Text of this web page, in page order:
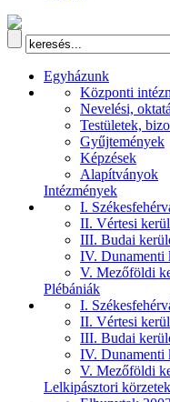
Egyházunk
Központi
Nevelési,
Testületek,
Gyűjtemények
Képzések
Alapítványok
Intézmények
I.
II. Vértesi
III. Budai
IV. Dunamenti
V. Mezőföldi
Plébániák
I.
II. Vértesi
III. Budai
IV. Dunamenti
V. Mezőföldi
Lelkipásztori körzetek